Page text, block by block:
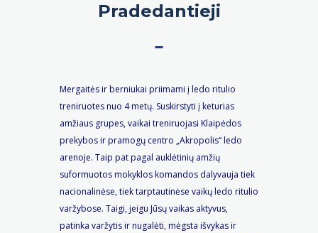
Pradedantieji
Mergaitės ir berniukai priimami į ledo ritulio
treniruotes nuo 4 metų. Suskirstyti į keturias
amžiaus grupes, vaikai treniruojasi Klaipėdos
prekybos ir pramogų centro „Akropolis“ ledo
arenoje. Taip pat pagal auklėtinių amžių
suformuotos mokyklos komandos dalyvauja tiek
nacionalinėse, tiek tarptautinėse vaikų ledo ritulio
varžybose. Taigi, jeigu Jūsų vaikas aktyvus,
patinka varžytis ir nugalėti, mėgsta išvykas ir